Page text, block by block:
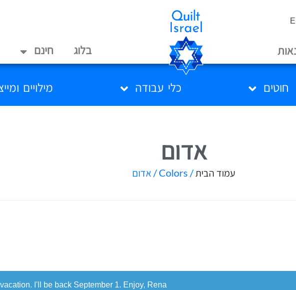
בלוג חינם
חוטים כלי עבודה מילויים
אדום
עמוד הבית/ Colors / אדום
I'll be back September 1. Enjoy, Rena